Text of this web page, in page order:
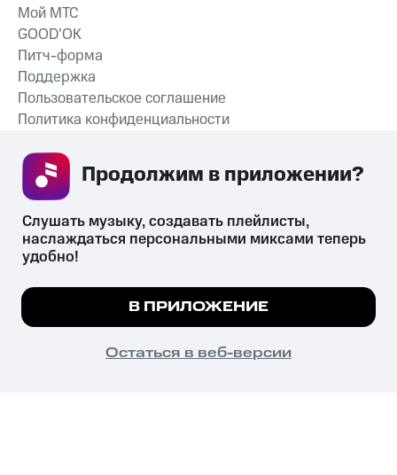
СКАЧАТЬ ПРИЛОЖЕНИЕ
Мой МТС
GOOD’OK
Питч-форма
Поддержка
Пользовательское соглашение
Политика конфиденциальности
психотропных веществ, их аналогов причиняет вред здоровью,
их незаконный оборот запрещён и влечёт установленную
законодательством ответственность.
© 2026 ООО «КИОН».
Все права защищены
Мы используем куки, чтобы на сайте все
Подробнее
ПОНЯТНО
Слушать музыку, создавать плейлисты,
наслаждаться персональными миксами теперь
удобно!
В ПРИЛОЖЕНИЕ
Остаться в веб-версии